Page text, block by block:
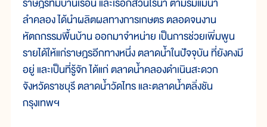
ราษฎรที่มีบ้านเรือน และเรือกสวนไร่นา ตามริมแม่น้ำ
ลำคลอง ได้นำผลิตผลทางการเกษตร ตลอดจนงาน
หัตถกรรมพื้นบ้าน ออกมาจำหน่าย เป็นการช่วยเพิ่มพูน
รายได้ให้แก่ราษฎรอีกทางหนึ่ง ตลาดน้ำในปัจจุบัน ที่ยังคงมี
อยู่ และเป็นที่รู้จัก ได้แก่ ตลาดน้ำคลองดำเนินสะดวก
จังหวัดราชบุรี ตลาดน้ำวัดไทร และตลาดน้ำตลิ่งชัน
กรุงเทพฯ